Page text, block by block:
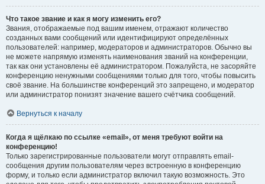
Что такое звание и как я могу изменить его?
Звания, отображаемые под вашим именем, отражают количество
созданных вами сообщений или идентифицируют определённых
пользователей: например, модераторов и администраторов. Обычно вы
не можете напрямую изменять наименования званий на конференции,
так как они установлены её администратором. Пожалуйста, не засоряйте
конференцию ненужными сообщениями только для того, чтобы повысить
своё звание. На большинстве конференций это запрещено, и модератор
или администратор понизят значение вашего счётчика сообщений.
Вернуться к началу
Когда я щёлкаю по ссылке «email», от меня требуют войти на
конференцию!
Только зарегистрированные пользователи могут отправлять email-
сообщения другим пользователям через встроенную в конференцию
форму, и только если администратор включил такую возможность. Это